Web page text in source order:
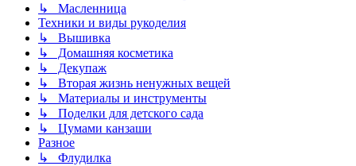
↳ Масленница
Техники и виды рукоделия
↳ Вышивка
↳ Домашняя косметика
↳ Декупаж
↳ Вторая жизнь ненужных вещей
↳ Материалы и инструменты
↳ Поделки для детского сада
↳ Цумами канзаши
Разное
↳ Флудилка